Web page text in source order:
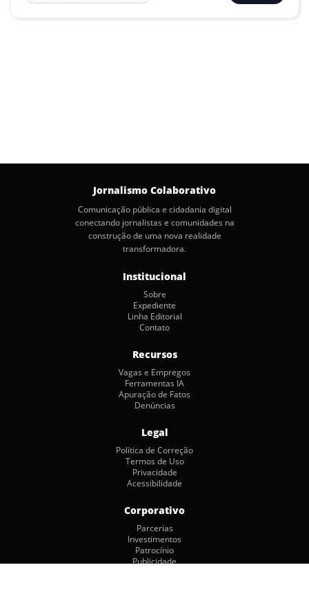
Jornalismo Colaborativo
Comunicação pública e cidadania digital
conectando jornalistas e comunidades na
construção de uma nova realidade
transformadora.
Institucional
Sobre
Expediente
Linha Editorial
Contato
Recursos
Vagas e Empregos
Ferramentas IA
Apuração de Fatos
Denúncias
Legal
Política de Correção
Termos de Uso
Privacidade
Acessibilidade
Corporativo
Parcerias
Investimentos
Patrocínio
Publicidade